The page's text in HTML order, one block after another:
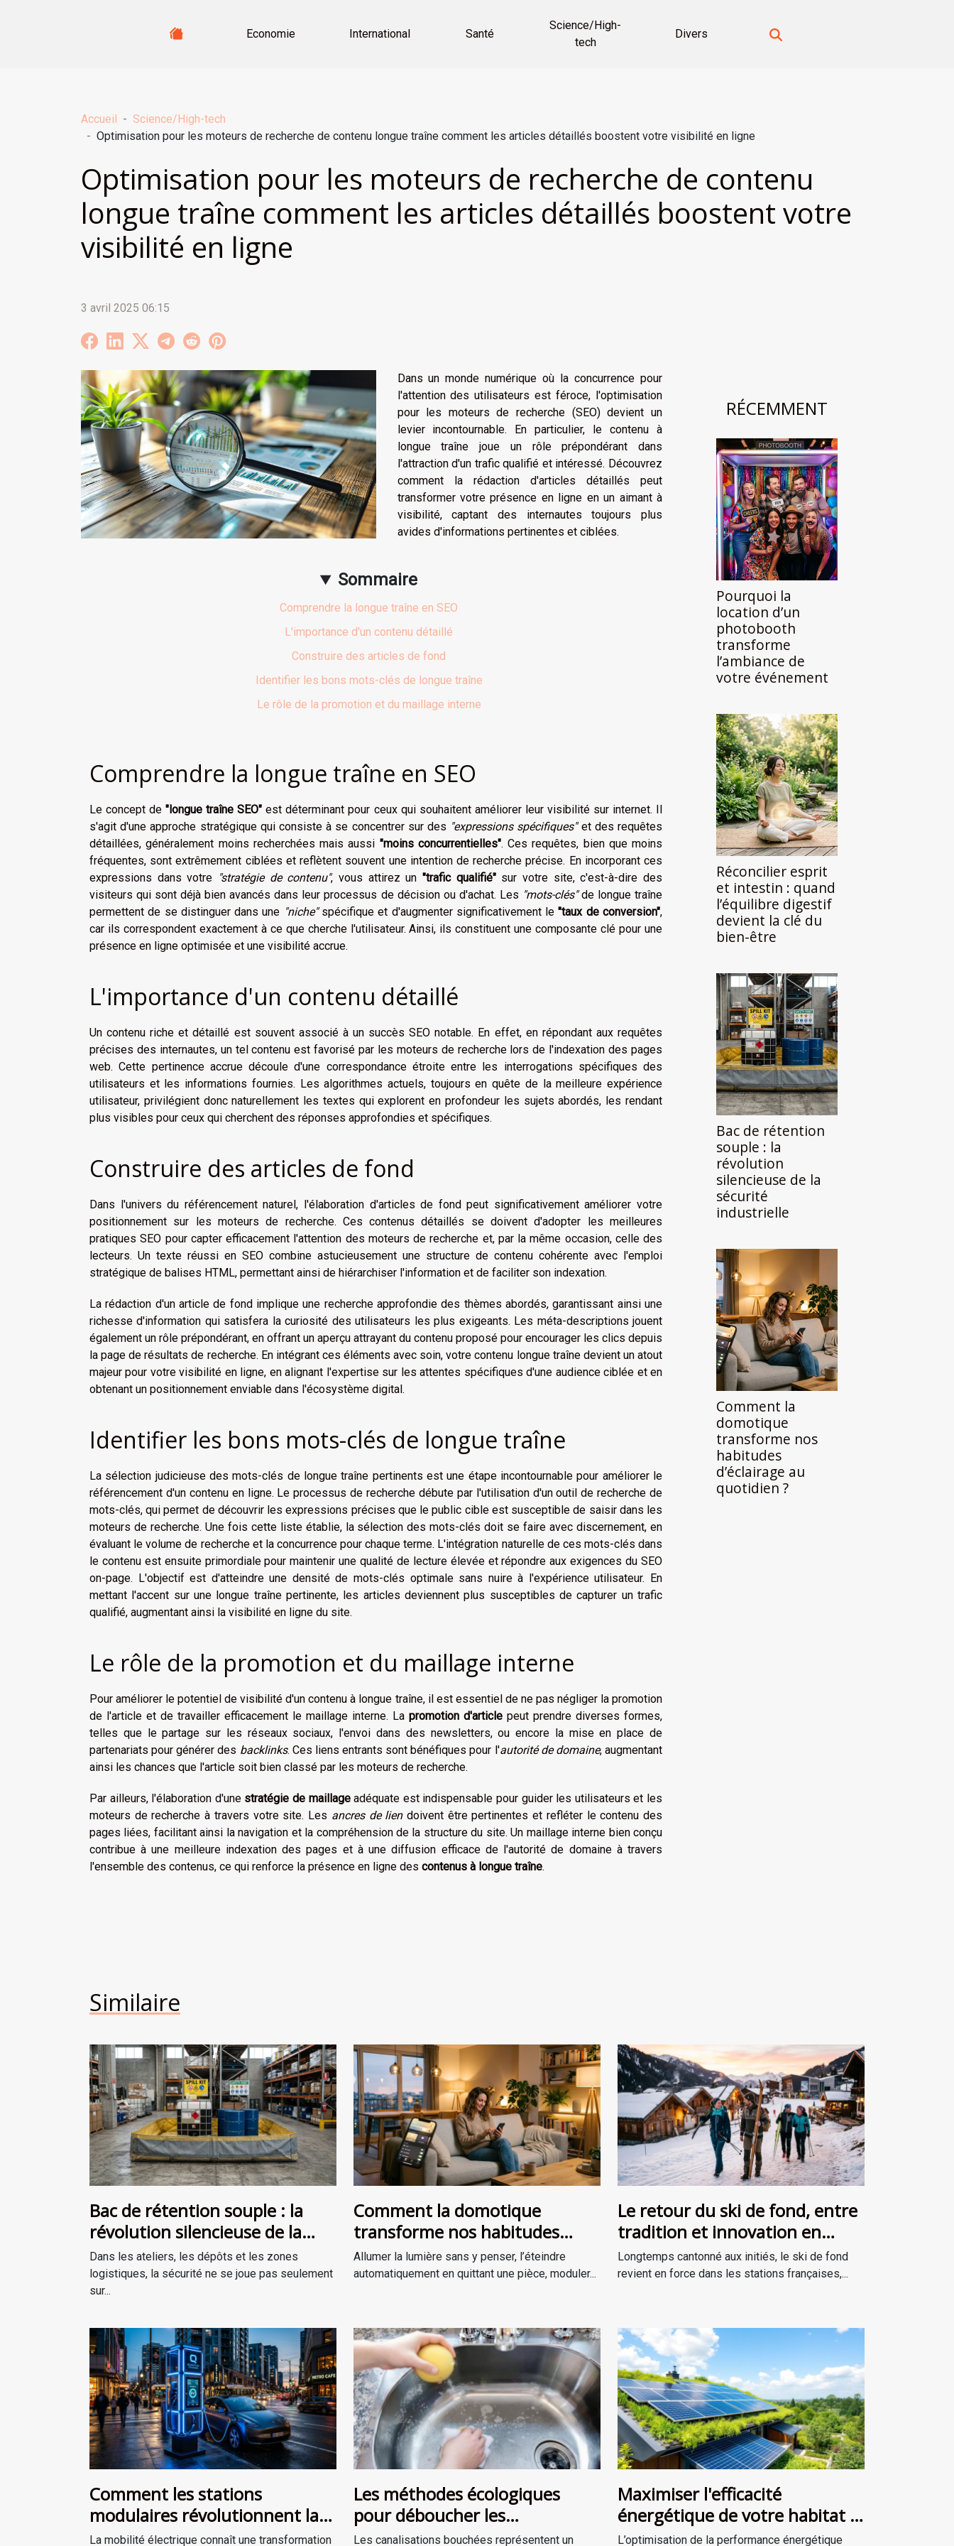
Economie International Santé
Science/High-
tech
Divers
Accueil
Science/High-tech
Optimisation pour les moteurs de recherche de contenu longue traîne comment les articles détaillés boostent votre visibilité en ligne
Optimisation pour les moteurs de recherche de contenu
longue traîne comment les articles détaillés boostent votre
visibilité en ligne
3 avril 2025 06:15
Sommaire
Comprendre la longue traîne en SEO
L'importance d'un contenu détaillé
Construire des articles de fond
Identifier les bons mots-clés de longue traîne
Le rôle de la promotion et du maillage interne
Dans un monde numérique où la concurrence pour
l'attention des utilisateurs est féroce, l'optimisation
pour les moteurs de recherche (SEO) devient un
levier incontournable. En particulier, le contenu à
longue traîne joue un rôle prépondérant dans
l'attraction d'un trafic qualifié et intéressé. Découvrez
comment la rédaction d'articles détaillés peut
transformer votre présence en ligne en un aimant à
visibilité, captant des internautes toujours plus
avides d'informations pertinentes et ciblées.
Comprendre la longue traîne en SEO
Le concept de"longue traîne SEO" est déterminant pour ceux qui souhaitent améliorer leur visibilité sur internet. Il
s'agit d'une approche stratégique qui consiste à se concentrer sur des "expressions spécifiques"et des requêtes
détaillées, généralement moins recherchées mais aussi "moins concurrentielles". Ces requêtes, bien que moins
fréquentes, sont extrêmement ciblées et reflètent souvent une intention de recherche précise. En incorporant ces
expressions dans votre "stratégie de contenu", vous attirez un"trafic qualifié"sur votre site, c'est-à-dire des
visiteurs qui sont déjà bien avancés dans leur processus de décision ou d'achat. Les "mots-clés"de longue traîne
permettent de se distinguer dans une "niche"spécifique et d'augmenter significativement le"taux de conversion",
car ils correspondent exactement à ce que cherche l'utilisateur. Ainsi, ils constituent une composante clé pour une
présence en ligne optimisée et une visibilité accrue.
L'importance d'un contenu détaillé
Un contenu riche et détaillé est souvent associé à un succès SEO notable. En effet, en répondant aux requêtes
précises des internautes, un tel contenu est favorisé par les moteurs de recherche lors de l'indexation des pages
web. Cette pertinence accrue découle d'une correspondance étroite entre les interrogations spécifiques des
utilisateurs et les informations fournies. Les algorithmes actuels, toujours en quête de la meilleure expérience
utilisateur, privilégient donc naturellement les textes qui explorent en profondeur les sujets abordés, les rendant
plus visibles pour ceux qui cherchent des réponses approfondies et spécifiques.
Construire des articles de fond
Dans l'univers du référencement naturel, l'élaboration d'articles de fond peut significativement améliorer votre
positionnement sur les moteurs de recherche. Ces contenus détaillés se doivent d'adopter les meilleures
pratiques SEO pour capter efficacement l'attention des moteurs de recherche et, par la même occasion, celle des
lecteurs. Un texte réussi en SEO combine astucieusement une structure de contenu cohérente avec l'emploi
stratégique de balises HTML, permettant ainsi de hiérarchiser l'information et de faciliter son indexation.
La rédaction d'un article de fond implique une recherche approfondie des thèmes abordés, garantissant ainsi une
richesse d'information qui satisfera la curiosité des utilisateurs les plus exigeants. Les méta-descriptions jouent
également un rôle prépondérant, en offrant un aperçu attrayant du contenu proposé pour encourager les clics depuis
la page de résultats de recherche. En intégrant ces éléments avec soin, votre contenu longue traîne devient un atout
majeur pour votrevisibilité en ligne, en alignant l'expertise sur les attentes spécifiques d'une audience ciblée et en
obtenant un positionnement enviable dans l'écosystème digital.
Identifier les bons mots-clés de longue traîne
La sélection judicieuse des mots-clés de longue traîne pertinents est une étape incontournable pour améliorer le
référencement d'un contenu en ligne. Le processus de recherche débute par l'utilisation d'un outil de recherche de
mots-clés, qui permet de découvrir les expressions précises que le public cible est susceptible de saisir dans les
moteurs de recherche. Une fois cette liste établie, la sélection des mots-clés doit se faire avec discernement, en
évaluant le volume de recherche et la concurrence pour chaque terme. L'intégration naturelle de ces mots-clés dans
le contenu est ensuite primordiale pour maintenir une qualité de lecture élevée et répondre aux exigences du SEO
on-page. L'objectif est d'atteindre une densité de mots-clés optimale sans nuire à l'expérience utilisateur. En
mettant l'accent sur une longue traîne pertinente, les articles deviennent plus susceptibles de capturer un trafic
qualifié, augmentant ainsi la visibilité en ligne du site.
Le rôle de la promotion et du maillage interne
Pour améliorer le potentiel de visibilité d'un contenu à longue traîne, il est essentiel de ne pas négliger la promotion
de l'article et de travailler efficacement le maillage interne. La promotion d'article peut prendre diverses formes,
telles que le partage sur les réseaux sociaux, l'envoi dans des newsletters, ou encore la mise en place de
partenariats pour générer des backlinks. Ces liens entrants sont bénéfiques pour l'autorité de domaine, augmentant
ainsi les chances que l'article soit bien classé par les moteurs de recherche.
Par ailleurs, l'élaboration d'une stratégie de maillageadéquate est indispensable pour guider les utilisateurs et les
moteurs de recherche à travers votre site. Les ancres de liendoivent être pertinentes et refléter le contenu des
pages liées, facilitant ainsi la navigation et la compréhension de la structure du site. Un maillage interne bien conçu
contribue à une meilleure indexation des pages et à une diffusion efficace de l'autorité de domaine à travers
l'ensemble des contenus, ce qui renforce la présence en ligne des contenus à longue traîne.
RÉCEMMENT
Pourquoi la
location d’un
photobooth
transforme
l’ambiance de
votre événement
Réconcilier esprit
et intestin : quand
l’équilibre digestif
devient la clé du
bien-être
Bac de rétention
souple : la
révolution
silencieuse de la
sécurité
industrielle
Comment la
domotique
transforme nos
habitudes
d’éclairage au
quotidien ?
Similaire
Bac de rétention souple : la
révolution silencieuse de la
sécurité industrielle
Dans les ateliers, les dépôts et les zones
logistiques, la sécurité ne se joue pas seulement
sur...
Comment la domotique
transforme nos habitudes
d’éclairage au quotidien ?
Allumer la lumière sans y penser, l’éteindre
automatiquement en quittant une pièce, moduler...
Le retour du ski de fond, entre
tradition et innovation en
stations
Longtemps cantonné aux initiés, le ski de fond
revient en force dans les stations françaises,...
Comment les stations
modulaires révolutionnent la
charge des véhicules
La mobilité électrique connaît une transformation
Les méthodes écologiques
pour déboucher les
canalisations
Les canalisations bouchées représentent un
Maximiser l'efficacité
énergétique de votre habitat :
Quelles solutions ?
L’optimisation de la performance énergétique